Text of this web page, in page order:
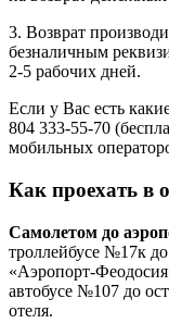
3. Возврат
безналичным
2-5 рабочих дней.
Если у Вас есть
804 333-55-70
мобильных
Как проехать в
Самолетом до
троллейбусе №17к
«Аэропорт-
автобусе №107 до
отеля.